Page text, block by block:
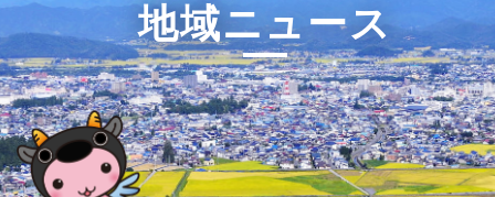
新潟センター 025-210-1200
料金シミュレーション
サポート
Q&A
〒992-0044
山形県米沢市春日四丁目2-75
〒960-8252
福島県福島市御山字一本松17-1-
1
地域ニュース